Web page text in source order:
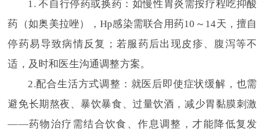
1. 不自行停药或换药：如慢性胃炎需按疗程吃抑酸
药（如奥美拉唑），Hp感染需联合用药10～14天，擅自
停药易导致病情反复；若服药后出现皮疹、腹泻等不
适，及时和医生沟通调整方案。
2.配合生活方式调整：就医后即使症状缓解，也需
避免长期熬夜、暴饮暴食、过量饮酒，减少胃黏膜刺激
——药物治疗需结合饮食、作息调整，才能降低复发